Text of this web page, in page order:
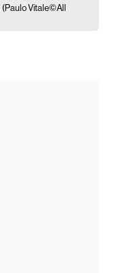
(Paulo Vitale©All